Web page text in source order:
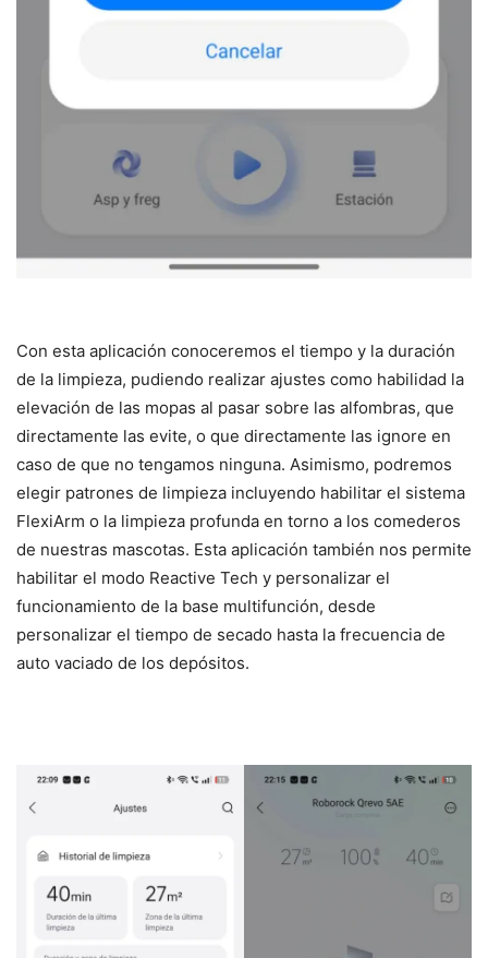
Con esta aplicación conoceremos el tiempo y la duración
de la limpieza, pudiendo realizar ajustes como habilidad la
elevación de las mopas al pasar sobre las alfombras, que
directamente las evite, o que directamente las ignore en
caso de que no tengamos ninguna. Asimismo, podremos
elegir patrones de limpieza incluyendo habilitar el sistema
FlexiArm o la limpieza profunda en torno a los comederos
de nuestras mascotas. Esta aplicación también nos permite
habilitar el modo Reactive Tech y personalizar el
funcionamiento de la base multifunción, desde
personalizar el tiempo de secado hasta la frecuencia de
auto vaciado de los depósitos.